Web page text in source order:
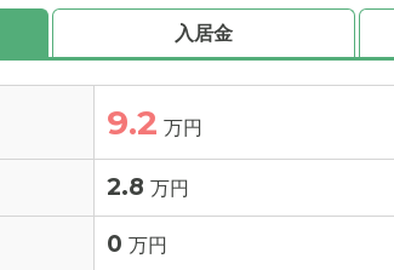
入居金
9.2 万円
2.8 万円
0 万円